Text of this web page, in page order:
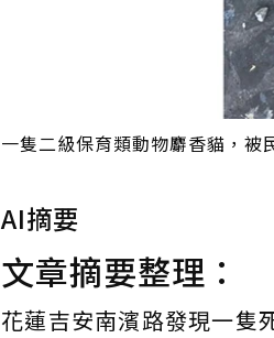
一隻二級保育類動物麝香貓，
AI摘要
文章摘要整理：
花蓮吉安南濱路發現一隻